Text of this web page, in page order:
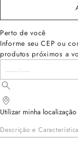
Perto de você
Informe seu CEP ou
produtos próximos a
Utilizar minha localização
Descrição e